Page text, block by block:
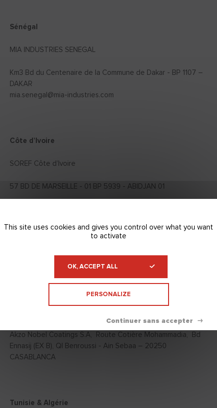
Sénégal
MIA INDUSTRIES SENEGAL
Km3 Bd du Centenaire de la Commune de Dakar - BP 1107 –
DAKAR
mia.senegal@mia-industries.com
Côte d’Ivoire
SOREF Côte d’Ivoire
57 BD DE MARSEILLE - 01 BP 5939 - ABIDJAN 01
BERNABE Côte d’Ivoire
BVD de Marseille, Km4 – 01 BP 1867 ABIDJAN
service.etancheite@bernabeafrique.com
Akzo Nobel Coatings S.A, Route Cotière Mohammadia, Bd
Ennasij (EX B), QI Benroussi - Ain Sebaa – 20250
CASABLANCA
Tunisie & Algérie
This site uses cookies and gives you control over what you want
to activate
OK, ACCEPT ALL
PERSONALIZE